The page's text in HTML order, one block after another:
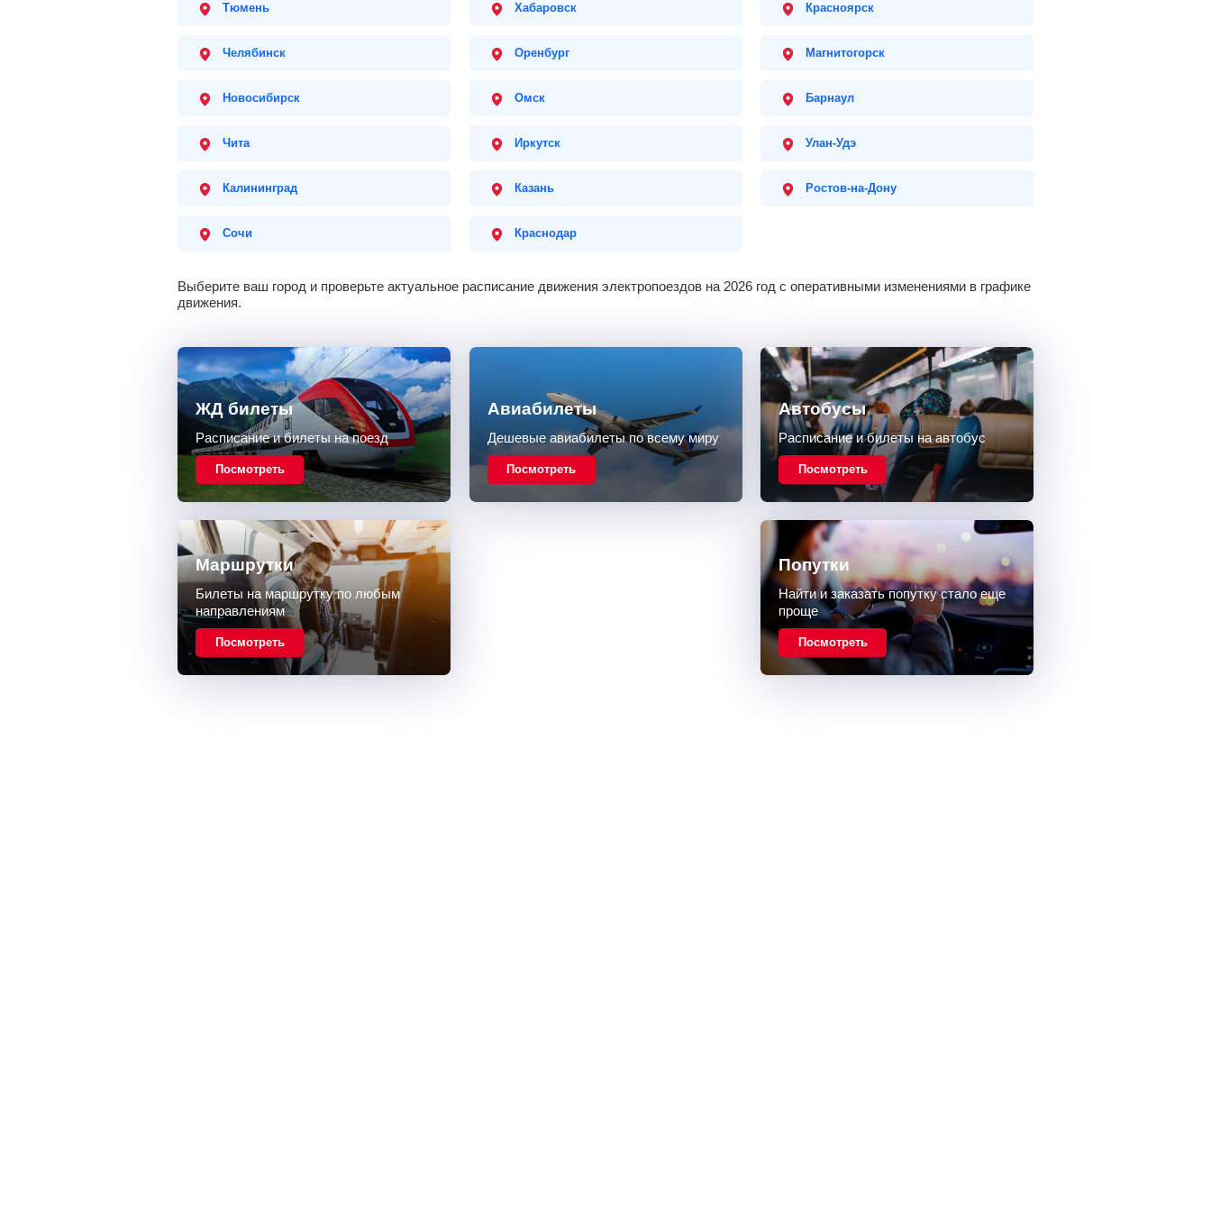
Тюмень Хабаровск Красноярск
Челябинск Оренбург Магнитогорск
Новосибирск Омск Барнаул
Чита Иркутск Улан-Удэ
Калининград Казань Ростов-на-Дону
Сочи Краснодар
Выберите ваш город и проверьте актуальное расписание движения электропоездов на 2026 год с оперативными изменениями в графике
движения.
ЖД билеты
Расписание и билеты на поезд
Посмотреть
Авиабилеты
Дешевые авиабилеты по всему миру
Посмотреть
Автобусы
Расписание и билеты на автобус
Посмотреть
Маршрутки
Билеты на маршрутку по любым
направлениям
Посмотреть
Попутки
Найти и заказать попутку стало еще
проще
Посмотреть